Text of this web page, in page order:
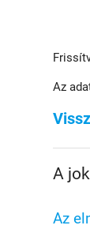
Az
A
Az